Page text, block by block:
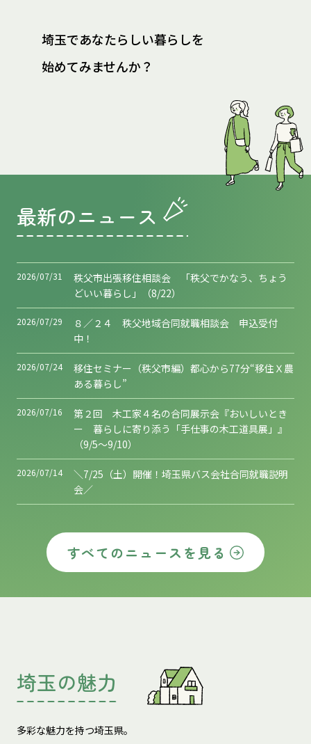
埼玉であなたらしい暮らしを
始めてみませんか？
最新のニュース
2026/07/31
秩父市出張移住相談会 「秩父でかなう、ちょう
どいい暮らし」（8/22）
2026/07/29
８／２４ 秩父地域合同就職相談会 申込受付
中！
2026/07/24
移住セミナー（秩父市編）都心から77分“移住Ｘ農
ある暮らし”
2026/07/16
第２回 木工家４名の合同展示会『おいしいとき
ー 暮らしに寄り添う「手仕事の木工道具展」』
（9/5～9/10）
2026/07/14
＼7/25（土）開催！埼玉県バス会社合同就職説明
会／
すべてのニュースを見る
埼玉の魅力
多彩な魅力を持つ埼玉県。